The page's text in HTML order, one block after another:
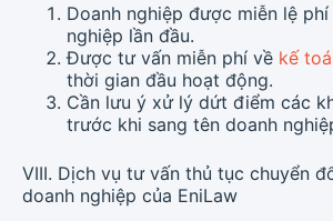
Doanh nghiệp được miễn lệ
nghiệp lần đầu.
Được tư vấn miễn phí về kế
thời gian đầu hoạt động.
Cần lưu ý xử lý dứt điểm các
trước khi sang tên doanh
VIII. Dịch vụ tư vấn thủ tục chuyển
doanh nghiệp của EniLaw